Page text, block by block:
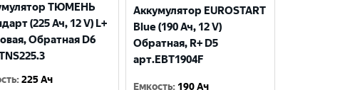
ТЮМЕНЬ
(225 Ач, 12 V) L+
Обратная D6
:225 Ач
Аккумулятор EUROSTART
Blue (190 Ач, 12 V)
Обратная, R+ D5
арт.EBT1904F
Емкость: 190 Ач